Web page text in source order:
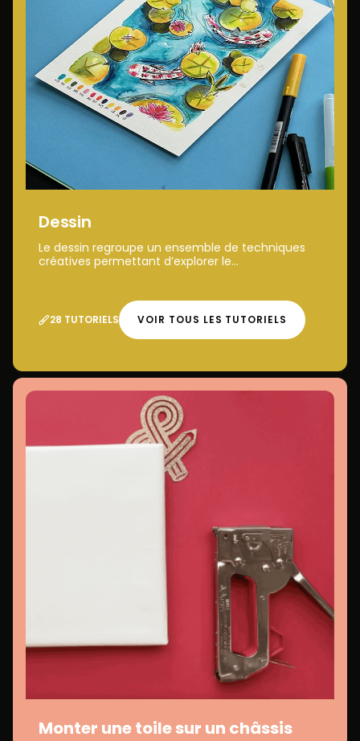
Dessin
Le dessin regroupe un ensemble de techniques
créatives permettant d’explorer le...
28 TUTORIELS VOIR TOUS LES TUTORIELS
Monter une toile sur un châssis